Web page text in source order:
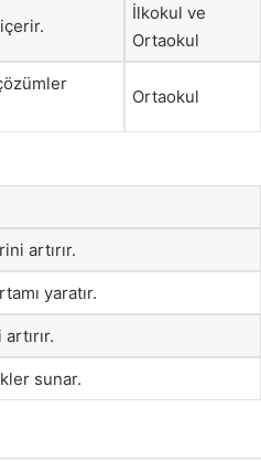
İlkokul ve
Ortaokul
Ortaokul
artırır.
yaratır.
sunar.